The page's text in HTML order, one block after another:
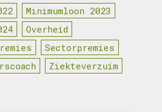
Minimumloon 2023
Overheid
Sectorpremies
Ziekteverzuim